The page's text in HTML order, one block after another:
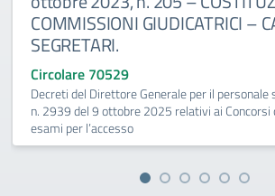
COMMISSIONI GIUDICATRICI –
SEGRETARI.
Circolare 70529
Decreti del Direttore Generale per il
n. 2939 del 9 ottobre 2025 relativi ai
esami per l’accesso